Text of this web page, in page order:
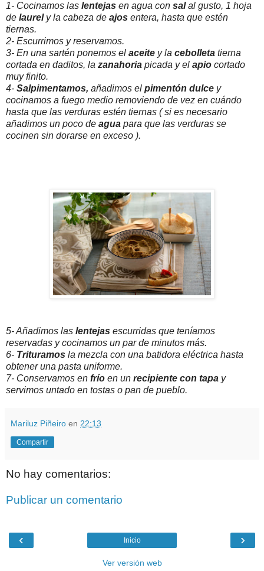
1- Cocinamos las lentejas en agua con salal gusto, 1 hoja
de laurely la cabeza de ajos entera, hasta que estén
tiernas.
2- Escurrimos y reservamos.
3- En una sartén ponemos el aceite y la cebolleta tierna
cortada en daditos, la zanahoria picada y el apio cortado
muy finito.
4- Salpimentamos, añadimos el pimentón dulce y
cocinamos a fuego medio removiendo de vez en cuándo
hasta que las verduras estén tiernas ( si es necesario
añadimos un poco de agua para que las verduras se
cocinen sin dorarse en exceso ).
5- Añadimos las lentejas escurridas que teníamos
reservadas y cocinamos un par de minutos más.
6- Trituramos la mezcla con una batidora eléctrica hasta
obtener una pasta uniforme.
7- Conservamos en frío en un recipiente con tapa y
servimos untado en tostas o pan de pueblo.
Mariluz Piñeiro en 22:13
Compartir
No hay comentarios:
Publicar un comentario
‹ ›
Inicio
Ver versión web